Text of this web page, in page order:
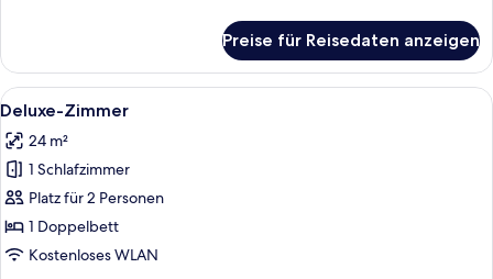
Zimmer
Preise für Reisedaten anzeigen
Alle
Fotos
für
Deluxe-
Zimmer
anzeigen
Ein Hotelzimmer mit einem Bett,
2
Deluxe-Zimmer
24 m²
1 Schlafzimmer
Platz für 2 Personen
1 Doppelbett
Kostenloses WLAN